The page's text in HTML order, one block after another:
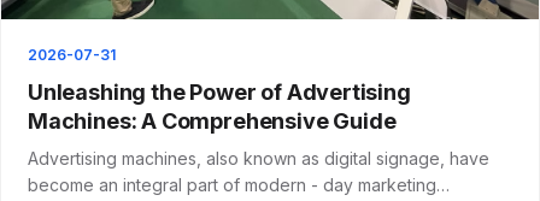
2026-07-31
Unleashing the Power of Advertising
Machines: A Comprehensive Guide
Advertising machines, also known as digital signage, have
become an integral part of modern - day marketing